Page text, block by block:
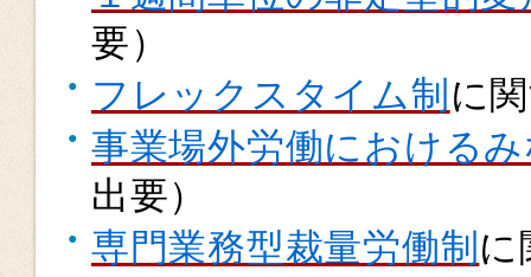
要）
フレックスタイム制 に
事業場外労働における
出要）
専門業務型裁量労働制 に